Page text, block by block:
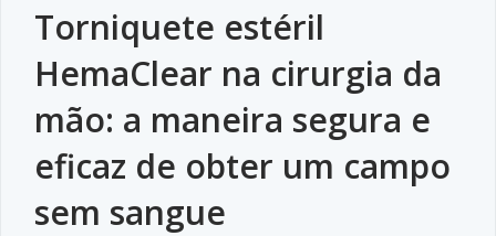
Torniquete estéril
HemaClear na cirurgia da
mão: a maneira segura e
eficaz de obter um campo
sem sangue